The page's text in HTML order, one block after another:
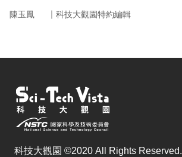
陳玉鳳 ｜ 科技大觀園特約編輯
科技大觀園 ©2020 All Rights Reserved.